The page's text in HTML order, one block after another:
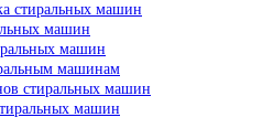
стиральных машин
машин
машин
машинам
стиральных машин
машин